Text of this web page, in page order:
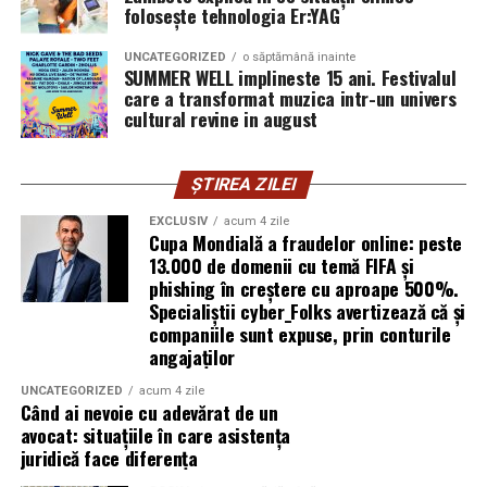
vigilența utilizatorului rămâne prima linie de apărare”,
explică Horațiu Șimon, Chief Technology Officer
cyber_Folks România.
Subiectul a fost semnalat și de FBI, care a inclus în
turneului, de la fraude online și furtul datelor până la
operațiuni de dezinformare.
Avertismentele publice s-au concentrat în principal
asupra fanilor și infrastructurii orașelor gazdă, însă
specialiștii atrag atenția că firmele pot fi afectate
inclusiv atunci când nu au nicio legătură directă cu
industria sportului, turismului sau vânzarea de bilete.
Atacurile sunt mai eficiente în contextul
evenimentelor globale
Campaniile de phishing asociate evenimentelor
folosește tehnologia Er:YAG
UNCATEGORIZED o săptămână inainte
SUMMER WELL implineste 15 ani. Festivalul
care a transformat muzica intr-un univers
cultural revine in august
ȘTIREA ZILEI
EXCLUSIV acum 4 zile
Cupa Mondială a fraudelor online: peste
13.000 de domenii cu temă FIFA și
phishing în creștere cu aproape 500%.
Specialiștii cyber_Folks avertizează că și
companiile sunt expuse, prin conturile
angajaților
UNCATEGORIZED acum 4 zile
Când ai nevoie cu adevărat de un
avocat: situațiile în care asistența
juridică face diferența